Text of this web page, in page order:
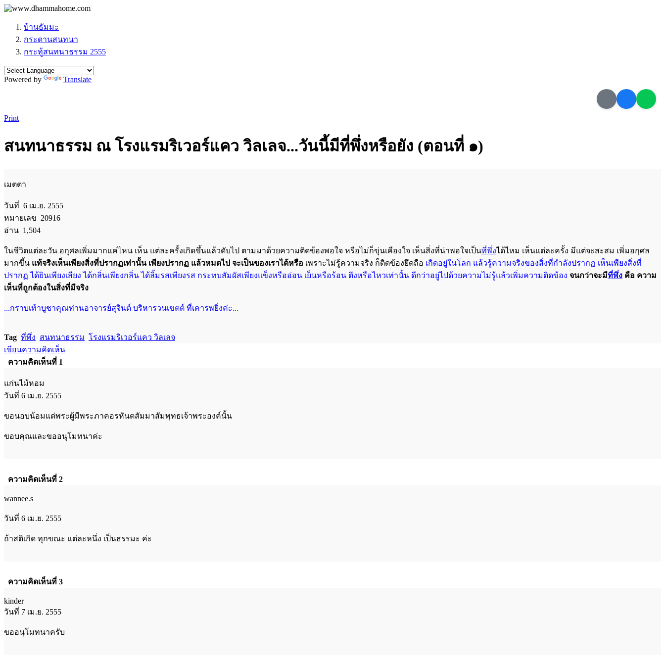
บ้านธัมมะ
กระดานสนทนา
กระทู้สนทนาธรรม 2555
Powered by Translate
Print
สนทนาธรรม ณ โรงแรมริเวอร์แคว วิลเลจ...วันนี้มีที่พึ่งหรือยัง (ตอนที่ ๑)
เมตตา
วันที่ 6 เม.ย. 2555
หมายเลข 20916
อ่าน 1,504
ในชีวิตแต่ละวัน อกุศลเพิ่มมากแค่ไหน เห็น แต่ละครั้งเกิดขึ้นแล้วดับไป ตามมาด้วยความติดข้องพอใจ หรือไม่ก็ขุ่นเคืองใจ เห็นสิ่งที่น่าพอใจเป็นที่พึ่งได้ไหม เห็นแต่ละครั้ง มีแต่จะสะสม เพิ่มอกุศล
มากขึ้น แท้จริงเห็นเพียงสิ่งที่ปรากฏเท่านั้น เพียงปรากฏ แล้วหมดไป จะเป็นของเราได้หรือ เพราะไม่รู้ความจริง ก็ติดข้องยึดถือ เกิดอยู่ในโลก แล้วรู้ความจริงของสิ่งที่กำลังปรากฏ เห็นเพียงสิ่งที่
ปรากฏได้ยินเพียงเสียง ได้กลิ่นเพียงกลิ่น ได้ลิ้มรสเพียงรส กระทบสัมผัสเพียงแข็งหรืออ่อน เย็นหรือร้อน ตึงหรือไหวเท่านั้น ดีกว่าอยู่ไปด้วยความไม่รู้แล้วเพิ่มความติดข้อง จนกว่าจะมีที่พึ่ง คือ ความ
เห็นที่ถูกต้องในสิ่งที่มีจริง
...กราบเท้าบูชาคุณท่านอาจารย์สุจินต์ บริหารวนเขตต์ ที่เคารพยิ่งค่ะ...
Tag ที่พึ่ง สนทนาธรรม โรงแรมริเวอร์แคว วิลเลจ
เขียนความคิดเห็น
ความคิดเห็นที่ 1
แก่นไม้หอม
วันที่ 6 เม.ย. 2555
ขอนอบน้อมแด่พระผู้มีพระภาคอรหันตสัมมาสัมพุทธเจ้าพระองค์นั้น
ขอบคุณและขออนุโมทนาค่ะ
ความคิดเห็นที่ 2
wannee.s
วันที่ 6 เม.ย. 2555
ถ้าสติเกิด ทุกขณะ แต่ละหนึ่ง เป็นธรรมะ ค่ะ
ความคิดเห็นที่ 3
kinder
วันที่ 7 เม.ย. 2555
ขออนุโมทนาครับ